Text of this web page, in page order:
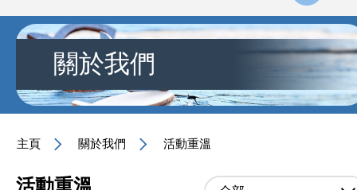
關於我們
主頁 關於我們 活動重溫